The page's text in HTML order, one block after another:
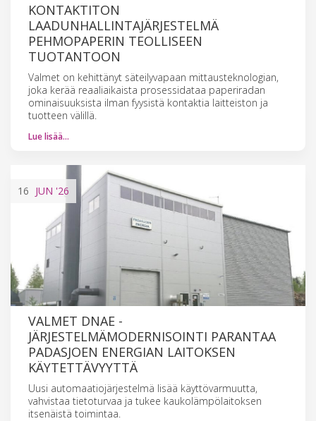
KONTAKTITON
LAADUNHALLINTAJÄRJESTELMÄ
PEHMOPAPERIN TEOLLISEEN
TUOTANTOON
Valmet on kehittänyt säteilyvapaan mittausteknologian,
joka kerää reaaliaikaista prosessidataa paperiradan
ominaisuuksista ilman fyysistä kontaktia laitteiston ja
tuotteen välillä.
Lue lisää…
16 JUN '26
VALMET DNAE -
JÄRJESTELMÄMODERNISOINTI PARANTAA
PADASJOEN ENERGIAN LAITOKSEN
KÄYTETTÄVYYTTÄ
Uusi automaatiojärjestelmä lisää käyttövarmuutta,
vahvistaa tietoturvaa ja tukee kaukolämpölaitoksen
itsenäistä toimintaa.